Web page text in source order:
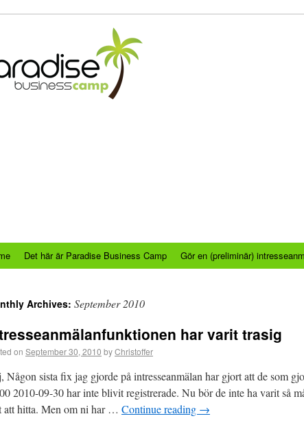
Det här är Paradise Business Camp Gör en (preliminär)
Archives: September 2010
har varit trasig
on September 30, 2010 byChristoffer
Någon sista fix jag gjorde på intresseanmälan har gjort att de som
2010-09-30 har inte blivit registrerade. Nu bör de inte ha varit så
att hitta. Men om ni har … Continue reading →